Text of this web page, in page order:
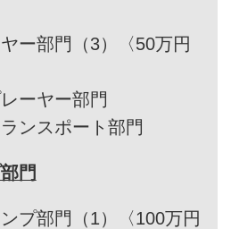
ー部門（3）〈50万円
ーヤー部門
ンスポート部門
門
プ部門（1）〈100万円